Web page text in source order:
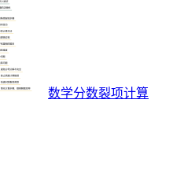
数学分数裂项计算